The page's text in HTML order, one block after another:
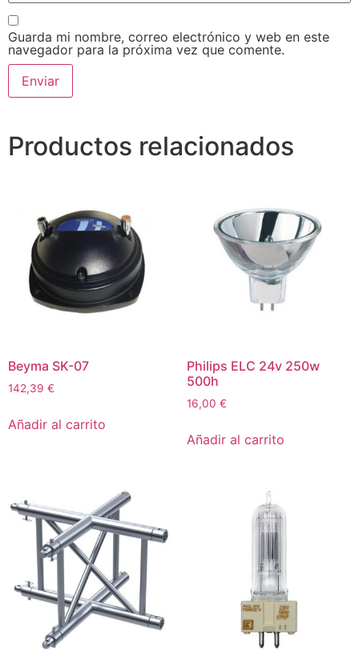
Guarda mi nombre, correo electrónico y web en este
navegador para la próxima vez que comente.
Productos relacionados
Beyma SK-07
142,39 €
Añadir al carrito
Philips ELC 24v 250w
500h
16,00 €
Añadir al carrito